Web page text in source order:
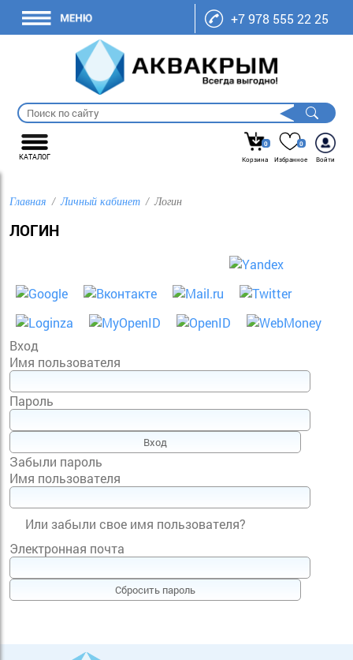
+7 978 555 22 25
КАТАЛОГ
0
Корзина
0
Избранное
Войти
Главная Личный кабинет Логин
ЛОГИН
Вход
Имя пользователя
Пароль
Забыли пароль
Имя пользователя
Или забыли свое имя пользователя?
Электронная почта